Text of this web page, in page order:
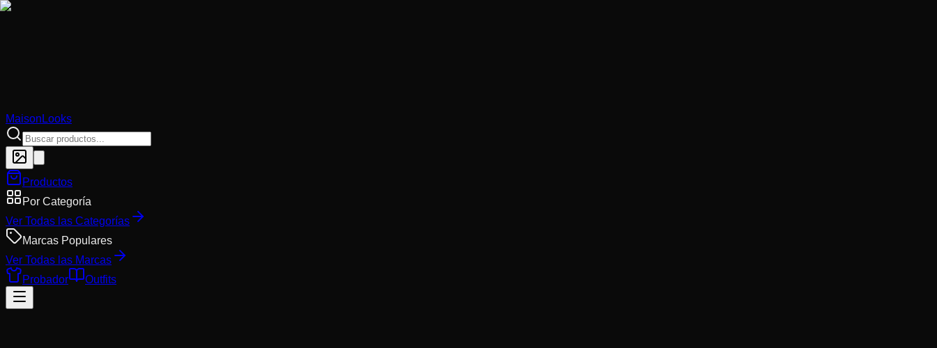
MaisonLooks
Productos
Por Categoría
Ver Todas las Categorías
Marcas Populares
Ver Todas las Marcas
Probador
Outfits